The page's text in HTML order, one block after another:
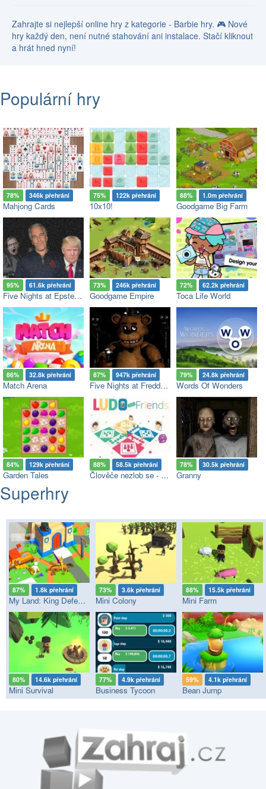
Zahrajte si nejlepší online hry z kategorie - Barbie hry. 🎮 Nové
hry každý den, není nutné stahování ani instalace. Stačí kliknout
a hrát hned nyní!
Populární hry
78% 346k přehrání
Mahjong Cards
75% 122k přehrání
10x10!
88% 1.0m přehrání
Goodgame Big Farm
95% 61.6k přehrání
Five Nights at Epstein’s
73% 246k přehrání
Goodgame Empire
72% 62.2k přehrání
Toca Life World
86% 32.8k přehrání
Match Arena
87% 947k přehrání
Five Nights at Freddy's
79% 24.8k přehrání
Words Of Wonders
84% 129k přehrání
Garden Tales
88% 58.5k přehrání
Člověče nezlob se - Multiplayer
78% 30.5k přehrání
Granny
Superhry
87% 1.8k přehrání
My Land: King Defender
73% 3.6k přehrání
Mini Colony
88% 15.5k přehrání
Mini Farm
80% 14.6k přehrání
Mini Survival
77% 4.9k přehrání
Business Tycoon
59% 4.1k přehrání
Bean Jump